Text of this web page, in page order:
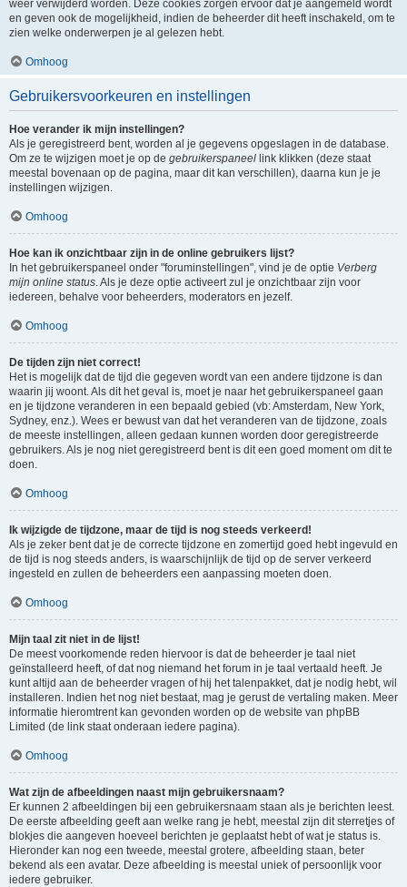
weer verwijderd worden. Deze cookies zorgen ervoor dat je aangemeld wordt
en geven ook de mogelijkheid, indien de beheerder dit heeft inschakeld, om te
zien welke onderwerpen je al gelezen hebt.
Omhoog
Gebruikersvoorkeuren en instellingen
Hoe verander ik mijn instellingen?
Als je geregistreerd bent, worden al je gegevens opgeslagen in de database.
Om ze te wijzigen moet je op de gebruikerspaneel link klikken (deze staat
meestal bovenaan op de pagina, maar dit kan verschillen), daarna kun je je
instellingen wijzigen.
Omhoog
Hoe kan ik onzichtbaar zijn in de online gebruikers lijst?
In het gebruikerspaneel onder "foruminstellingen", vind je de optie Verberg
mijn online status. Als je deze optie activeert zul je onzichtbaar zijn voor
iedereen, behalve voor beheerders, moderators en jezelf.
Omhoog
De tijden zijn niet correct!
Het is mogelijk dat de tijd die gegeven wordt van een andere tijdzone is dan
waarin jij woont. Als dit het geval is, moet je naar het gebruikerspaneel gaan
en je tijdzone veranderen in een bepaald gebied (vb: Amsterdam, New York,
Sydney, enz.). Wees er bewust van dat het veranderen van de tijdzone, zoals
de meeste instellingen, alleen gedaan kunnen worden door geregistreerde
gebruikers. Als je nog niet geregistreerd bent is dit een goed moment om dit te
doen.
Omhoog
Ik wijzigde de tijdzone, maar de tijd is nog steeds verkeerd!
Als je zeker bent dat je de correcte tijdzone en zomertijd goed hebt ingevuld en
de tijd is nog steeds anders, is waarschijnlijk de tijd op de server verkeerd
ingesteld en zullen de beheerders een aanpassing moeten doen.
Omhoog
Mijn taal zit niet in de lijst!
De meest voorkomende reden hiervoor is dat de beheerder je taal niet
geïnstalleerd heeft, of dat nog niemand het forum in je taal vertaald heeft. Je
kunt altijd aan de beheerder vragen of hij het talenpakket, dat je nodig hebt, wil
installeren. Indien het nog niet bestaat, mag je gerust de vertaling maken. Meer
informatie hieromtrent kan gevonden worden op de website van phpBB
Limited (de link staat onderaan iedere pagina).
Omhoog
Wat zijn de afbeeldingen naast mijn gebruikersnaam?
Er kunnen 2 afbeeldingen bij een gebruikersnaam staan als je berichten leest.
De eerste afbeelding geeft aan welke rang je hebt, meestal zijn dit sterretjes of
blokjes die aangeven hoeveel berichten je geplaatst hebt of wat je status is.
Hieronder kan nog een tweede, meestal grotere, afbeelding staan, beter
bekend als een avatar. Deze afbeelding is meestal uniek of persoonlijk voor
iedere gebruiker.